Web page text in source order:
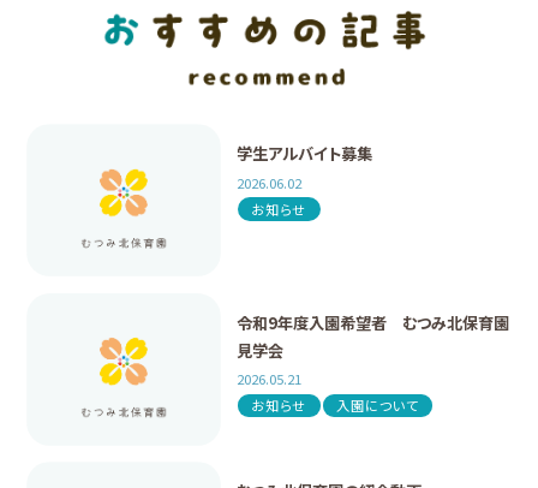
学生アルバイト募集
2026.06.02
お知らせ
令和9年度入園希望者 むつみ北保育園
見学会
2026.05.21
お知らせ
入園について